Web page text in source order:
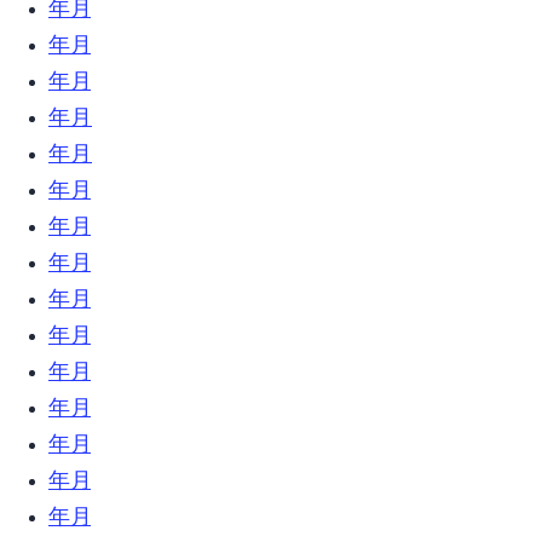
2020年5月 (4)
2020年4月 (6)
2020年3月 (5)
2020年2月 (7)
2020年1月 (7)
2019年12月 (23)
2019年11月 (18)
2019年10月 (24)
2019年9月 (31)
2019年8月 (21)
2019年7月 (9)
2019年6月 (23)
2019年5月 (6)
2019年4月 (12)
2019年3月 (18)